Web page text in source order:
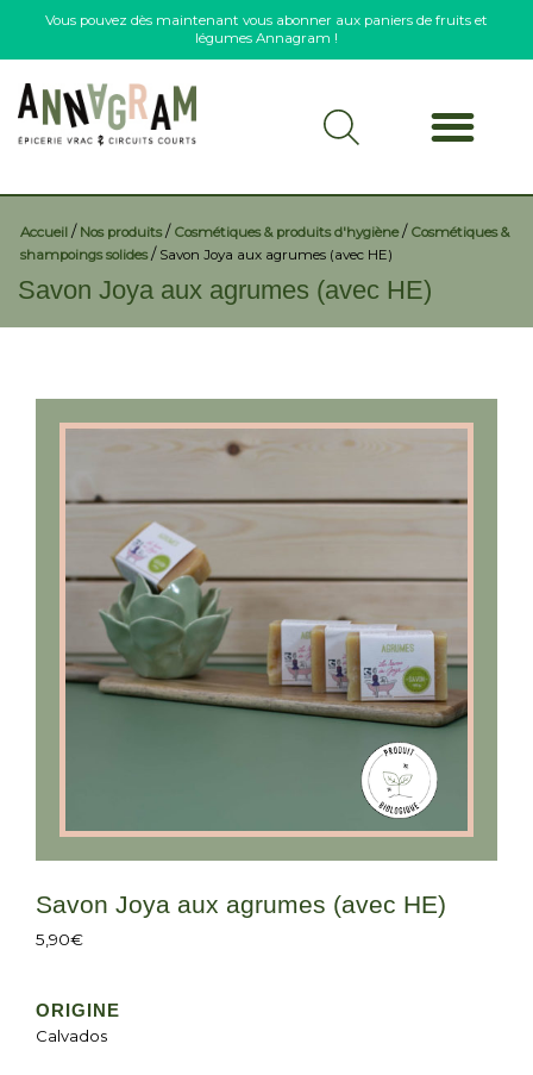
Accueil / Nos produits/ Cosmétiques & produits d'hygiène/ Cosmétiques &
shampoings solides/ Savon Joya aux agrumes (avec HE)
Savon Joya aux agrumes (avec HE)
Savon Joya aux agrumes (avec HE)
5,90€
ORIGINE
Calvados
Vous pouvez dès maintenant vous abonner aux paniers de fruits et
légumes Annagram !